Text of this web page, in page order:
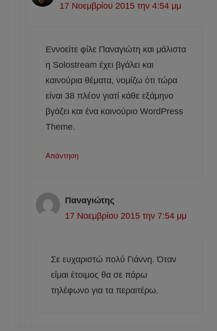
17 Νοεμβρίου 2015 την 4:54 μμ
Εννοείτε φίλε Παναγιώτη και μάλιστα
η Solostream έχει βγάλει και
καινούρια θέματα, νομίζω ότι τώρα
είναι 38 πλέον γιατί κάθε εξάμηνο
βγάζει και ένα καινούριο WordPress
Theme.
Απάντηση
Παναγιώτης
17 Νοεμβρίου 2015 την 7:54 μμ
Σε ευχαριστώ πολύ Γιάννη. Όταν
είμαι έτοιμος θα σε πάρω
τηλέφωνο για τα περαιτέρω.